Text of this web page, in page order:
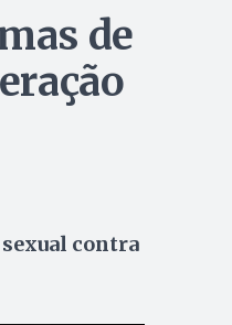
de
contra